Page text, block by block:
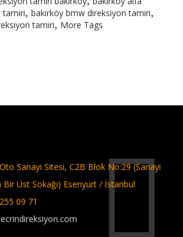
tamiri, bakırköy bmw direksiyon tamiri,
tamiri, More Tags
Sanayi Sitesi, C2B Blok No:29 (Sanayi
Bir Üst Sokağı) Esenyurt / İstanbul
09 71